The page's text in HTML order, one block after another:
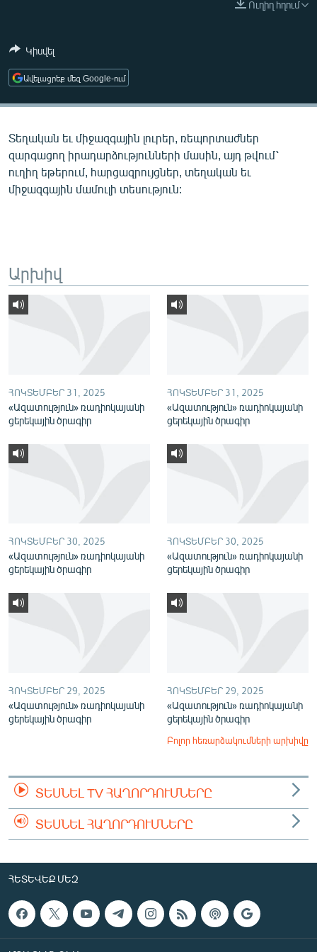
ՄԵԿՆԱԲԱՆՈՒԹՅՈՒՆ
ԿՈՐՈՆԱՎԻՐՈՒՍ
ԱՐԽԻՎ
ՏԵՍԱՆՅՈՒԹԵՐ
ՓՈԴՔԱՍԹ
Հայերեն
ՀԵՏԵՎԵՔ ՄԵԶ
Ուղիղ հղում
Կիսվել
Ավելացրեք մեզ Google-ում
Տեղական եւ միջազգային լուրեր, ռեպորտաժներ
զարգացող իրադարձությունների մասին, այդ թվում՝
ուղիղ եթերում, հարցազրույցներ, տեղական եւ
միջազգային մամուլի տեսություն:
Արխիվ
ՀՈԿՏԵՄԲԵՐ 31, 2025
«Ազատություն» ռադիոկայանի
ցերեկային ծրագիր
ՀՈԿՏԵՄԲԵՐ 31, 2025
«Ազատություն» ռադիոկայանի
ցերեկային ծրագիր
ՀՈԿՏԵՄԲԵՐ 30, 2025
«Ազատություն» ռադիոկայանի
ցերեկային ծրագիր
ՀՈԿՏԵՄԲԵՐ 30, 2025
«Ազատություն» ռադիոկայանի
ցերեկային ծրագիր
ՀՈԿՏԵՄԲԵՐ 29, 2025
«Ազատություն» ռադիոկայանի
ցերեկային ծրագիր
ՀՈԿՏԵՄԲԵՐ 29, 2025
«Ազատություն» ռադիոկայանի
ցերեկային ծրագիր
Բոլոր հեռարձակումների արխիվը
ՏԵՍՆԵԼ TV ՀԱՂՈՐԴՈՒՄՆԵՐԸ
ՏԵՍՆԵԼ ՀԱՂՈՐԴՈՒՄՆԵՐԸ
ՀԵՏԵՎԵՔ ՄԵԶ